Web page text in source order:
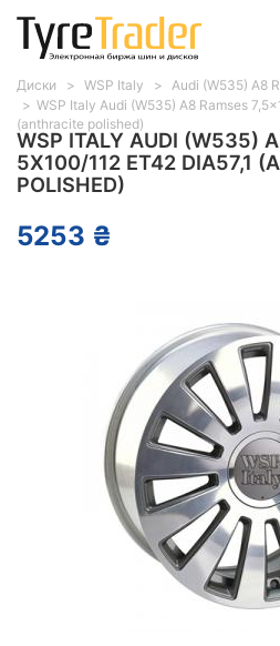
WSP ITALY AUDI (W535)
5X100/112 ET42 DIA57,1
POLISHED)
5253 ₴
Диски WSP Italy
Audi (W535) A8
WSP Italy Audi (W535) A8 Ramses
(anthracite polished)